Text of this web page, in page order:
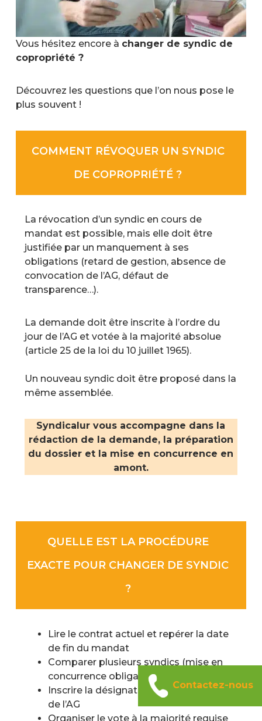
Vous hésitez encore à changer de syndic de
copropriété ?
Découvrez les questions que l’on nous pose le
plus souvent !
COMMENT RÉVOQUER UN SYNDIC
DE COPROPRIÉTÉ ?
La révocation d’un syndic en cours de
mandat est possible, mais elle doit être
justifiée par un manquement à ses
obligations (retard de gestion, absence de
convocation de l’AG, défaut de
transparence…).
La demande doit être inscrite à l’ordre du
jour de l’AG et votée à la majorité absolue
(article 25 de la loi du 10 juillet 1965).
Un nouveau syndic doit être proposé dans la
même assemblée.
Syndicalur vous accompagne dans la
rédaction de la demande, la préparation
du dossier et la mise en concurrence en
amont.
QUELLE EST LA PROCÉDURE
EXACTE POUR CHANGER DE SYNDIC
?
Lire le contrat actuel et repérer la date
de fin du mandat
Comparer plusieurs syndics (mise en
concurrence obligatoire, loi ALUR)
Inscrire la désignation à l’ordre du jour
de l’AG
Organiser le vote à la majorité requise
Contactez-nous